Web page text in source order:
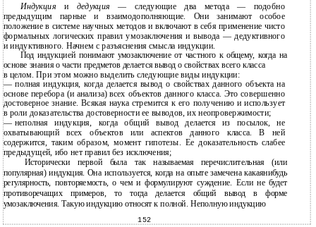
Индукция и дедукция— следующие два метода — подобно
предыдущим парные и взаимодополняющие. Они занимают особое
положение в системе научных методов и включают в себя применение чисто
формальных логических правил умозаключения и вывода — дедуктивного
и индуктивного. Начнем с разъяснения смысла индукции.
Под индукцией понимают умозаключение от частного к общему, когда на
основе знания о части предметов делается вывод о свойствах всего класса
в целом. При этом можно выделить следующие виды индукции:
— полная индукция, когда делается вывод о свойствах данного объекта на
основе перебора (и анализа) всех объектов данного класса. Это совершенно
достоверное знание. Всякая наука стремится к его получению и использует
в роли доказательства достоверности ее выводов, их неопровержимости;
— неполная индукция, когда общий вывод делается из посылок, не
охватывающий всех объектов или аспектов данного класса. В ней
содержится, таким образом, момент гипотезы. Ее доказательность слабее
предыдущей, ибо нет правил без исключения;
Исторически первой была так называемая перечислительная (или
популярная) индукция. Она используется, когда на опыте замечена какаянибудь
регулярность, повторяемость, о чем и формулируют суждение. Если не будет
противоречащих примеров, то тогда делается общий вывод в форме
умозаключения. Такую индукцию относят к полной. Неполную индукцию
152